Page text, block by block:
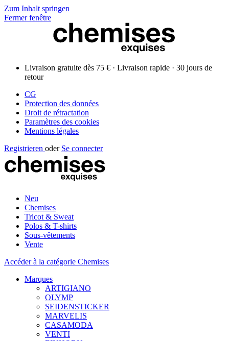
Zum Inhalt springen
Fermer fenêtre
Livraison gratuite dès 75 € · Livraison rapide · 30 jours de
retour
CG
Protection des données
Droit de rétractation
Paramètres des cookies
Mentions légales
Registrieren oder Se connecter
Neu
Chemises
Tricot & Sweat
Polos & T-shirts
Sous-vêtements
Vente
Accéder à la catégorie Chemises
Marques
ARTIGIANO
OLYMP
SEIDENSTICKER
MARVELIS
CASAMODA
VENTI